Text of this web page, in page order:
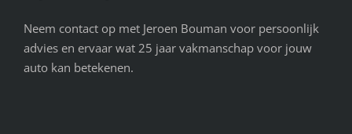
Neem contact op met Jeroen Bouman voor persoonlijk
advies en ervaar wat 25 jaar vakmanschap voor jouw
auto kan betekenen.